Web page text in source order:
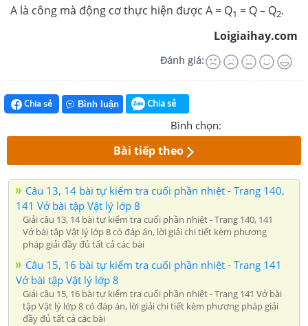
A là công mà động cơ thực hiện được A = Q1 = Q – Q2.
Loigiaihay.com
Đánh giá:
Chia sẻ Bình luận Chia sẻ
Bình chọn:
Bài tiếp theo
Câu 13, 14 bài tự kiểm tra cuối phần nhiệt - Trang 140,
141 Vở bài tập Vật lý lớp 8
Giải câu 13, 14 bài tự kiểm tra cuối phần nhiệt - Trang 140, 141
Vở bài tập Vật lý lớp 8 có đáp án, lời giải chi tiết kèm phương
pháp giải đầy đủ tất cả các bài
Câu 15, 16 bài tự kiểm tra cuối phần nhiệt - Trang 141
Vở bài tập Vật lý lớp 8
Giải câu 15, 16 bài tự kiểm tra cuối phần nhiệt - Trang 141 Vở bài
tập Vật lý lớp 8 có đáp án, lời giải chi tiết kèm phương pháp giải
đầy đủ tất cả các bài